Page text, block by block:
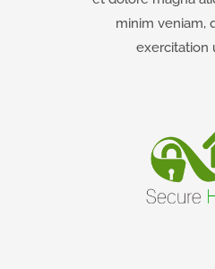
minim veniam,
exercitation